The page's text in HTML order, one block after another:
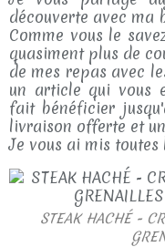
découverte avec ma
Comme vous le
quasiment plus de
de mes repas avec
un article qui vous
fait bénéficier
livraison offerte et
Je vous ai mis
STEAK HACHÉ -